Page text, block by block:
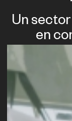
Un
en